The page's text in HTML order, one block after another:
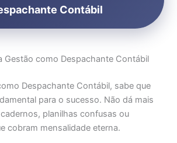
Contábil
Gestão como Despachante Contábil
Despachante Contábil, sabe que
para o sucesso. Não dá mais
planilhas confusas ou
cobram mensalidade eterna.